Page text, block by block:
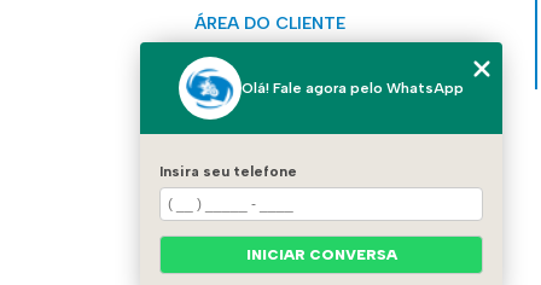
ÁREA DO CLIENTE
QUEM SOMOS
CONTATO
Olá! Fale agora pelo WhatsApp
Insira seu telefone
INICIAR CONVERSA